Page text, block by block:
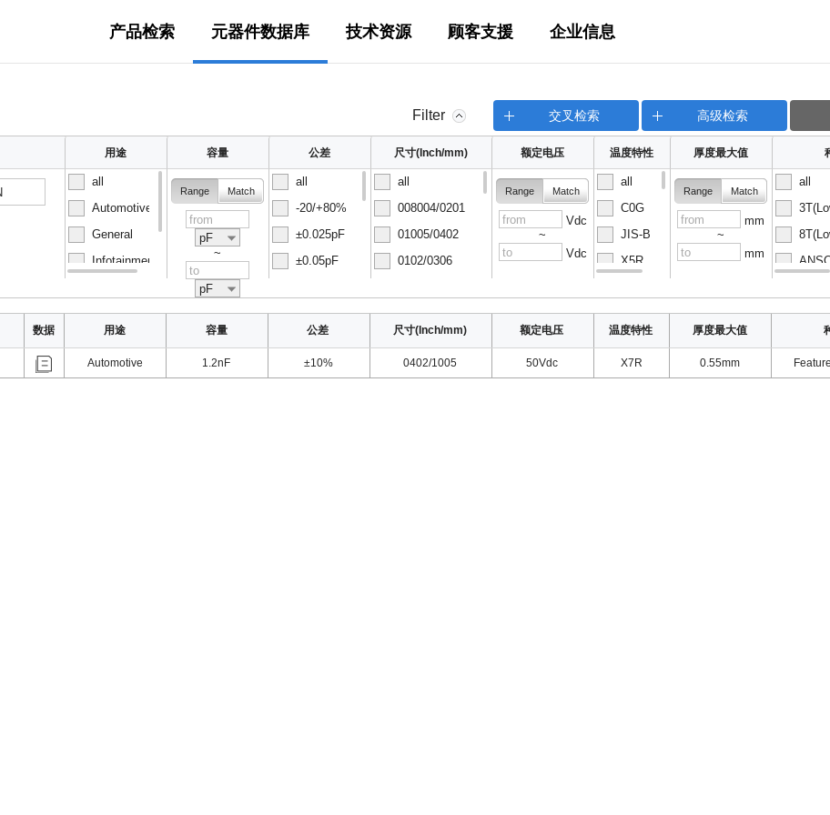
产品检索 元器件数据库 技术资源 顾客支援 企业信息
Filter 交叉检索 高级检索
用途
all
Automotive
General
Infotainment
容量
Range Match
pF
~
pF
公差
all
-20/+80%
±0.025pF
±0.05pF
尺寸(Inch/mm)
all
008004/0201
01005/0402
0102/0306
额定电压
Range Match
Vdc
~
Vdc
温度特性
all
C0G
JIS-B
X5R
厚度最大值
Range Match
mm
~
mm
all
数据 用途 容量 公差 尺寸(Inch/mm) 额定电压 温度特性 厚度最大值
Automotive 1.2nF ±10% 0402/1005 50Vdc X7R 0.55mm